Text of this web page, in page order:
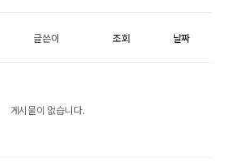
글쓴이 조회 날짜
게시물이 없습니다.